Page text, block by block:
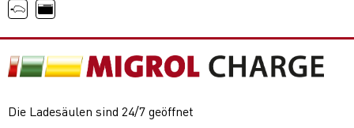
Die Ladesäulen sind 24/7 geöffnet